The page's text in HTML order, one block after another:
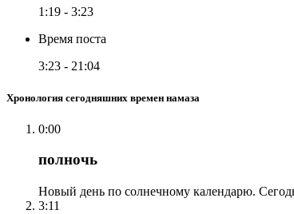
1:19 - 3:23
Время поста
3:23 - 21:04
Хронология сегодняшних времен намаза
0:00
полночь
3:11